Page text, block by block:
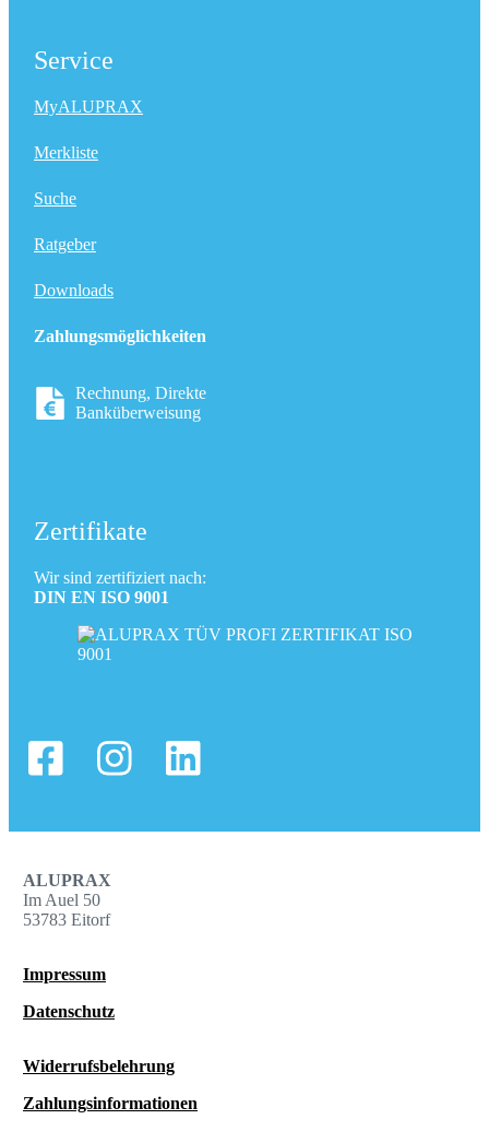
Service
MyALUPRAX
Merkliste
Suche
Ratgeber
Downloads
Zahlungsmöglichkeiten
Rechnung, Direkte
Banküberweisung
Zertifikate
Wir sind zertifiziert nach:
DIN EN ISO 9001
ALUPRAX
Im Auel 50
53783 Eitorf
Impressum
Datenschutz
Widerrufsbelehrung
Zahlungsinformationen